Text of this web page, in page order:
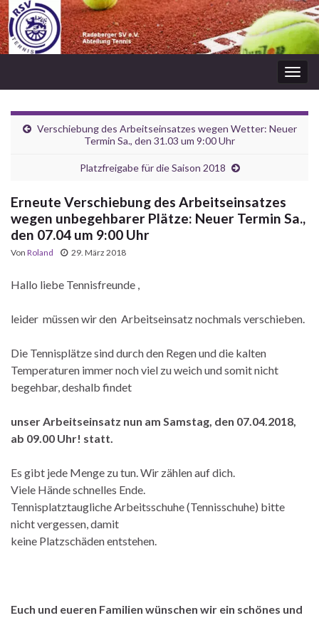
Verschiebung des Arbeitseinsatzes wegen Wetter: Neuer
Termin Sa., den 31.03 um 9:00 Uhr
Platzfreigabe für die Saison 2018
Erneute Verschiebung des Arbeitseinsatzes
wegen unbegehbarer Plätze: Neuer Termin Sa.,
den 07.04 um 9:00 Uhr
Von Roland 29. März 2018
Hallo liebe Tennisfreunde ,
leider müssen wir den Arbeitseinsatz nochmals verschieben.
Die Tennisplätze sind durch den Regen und die kalten
Temperaturen immer noch viel zu weich und somit nicht
begehbar, deshalb findet
unser Arbeitseinsatz nun am Samstag, den 07.04.2018,
ab 09.00 Uhr! statt.
Es gibt jede Menge zu tun. Wir zählen auf dich.
Viele Hände schnelles Ende.
Tennisplatztaugliche Arbeitsschuhe (Tennisschuhe) bitte
nicht vergessen, damit
keine Platzschäden entstehen.
Euch und eueren Familien wünschen wir ein schönes und